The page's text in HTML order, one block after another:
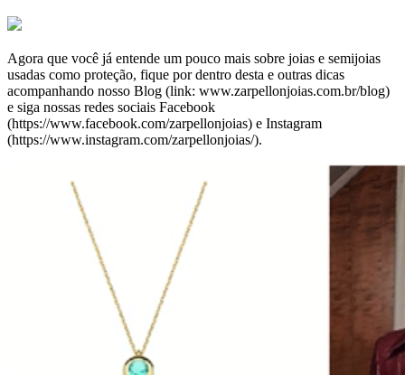
Agora que você já entende um pouco mais sobre joias e semijoias
usadas como proteção, fique por dentro desta e outras dicas
acompanhando nosso Blog (link: www.zarpellonjoias.com.br/blog)
e siga nossas redes sociais Facebook
(https://www.facebook.com/zarpellonjoias) e Instagram
(https://www.instagram.com/zarpellonjoias/).